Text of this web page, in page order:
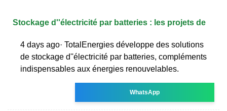
Stockage d''électricité par batteries : les projets de
4 days ago· TotalEnergies développe des solutions
de stockage d''électricité par batteries, compléments
indispensables aux énergies renouvelables.
WhatsApp